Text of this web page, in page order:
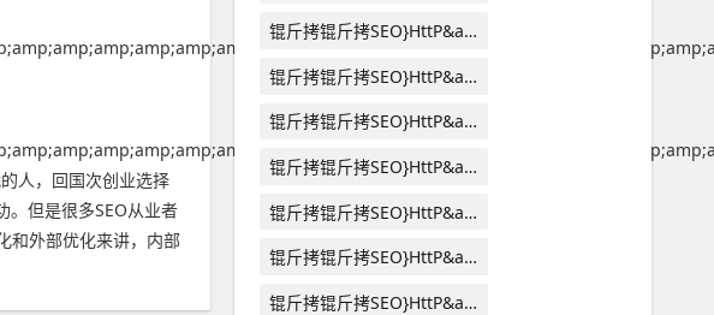
人，回国次创业选择
。但是很多SEO从业者
和外部优化来讲，内部
锟斤拷锟斤拷SEO}HttP&a…
锟斤拷锟斤拷SEO}HttP&a…
锟斤拷锟斤拷SEO}HttP&a…
锟斤拷锟斤拷SEO}HttP&a…
锟斤拷锟斤拷SEO}HttP&a…
锟斤拷锟斤拷SEO}HttP&a…
锟斤拷锟斤拷SEO}HttP&a…